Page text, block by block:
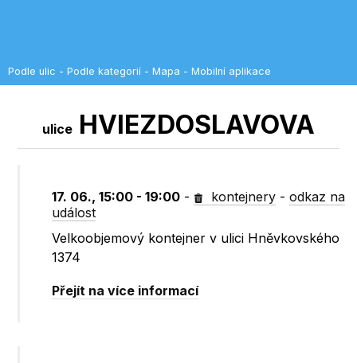
Podle ulic - Podle kategorií - Mapa - Mobilní aplikace
ulice HVIEZDOSLAVOVA
17. 06., 15:00 - 19:00 - kontejnery -odkaz na
událost
Velkoobjemový kontejner v ulici Hněvkovského
1374
Přejít na více informací